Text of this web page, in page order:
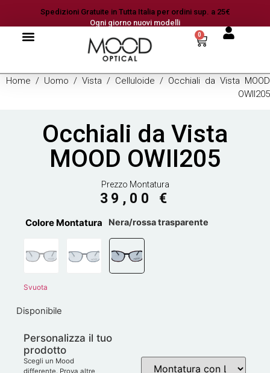
Spedizioni Gratuite in Tutta Italia per ordini sup. a 25€
Ogni giorno nuovi modelli
0
Home / Uomo / Vista / Celluloide / Occhiali da Vista MOOD
OWII205
Occhiali da Vista
MOOD OWII205
Prezzo Montatura
39,00 €
Colore Montatura Nera/rossa trasparente
Svuota
Disponibile
Personalizza il tuo
prodotto
Scegli un Mood
differente. Prova altre